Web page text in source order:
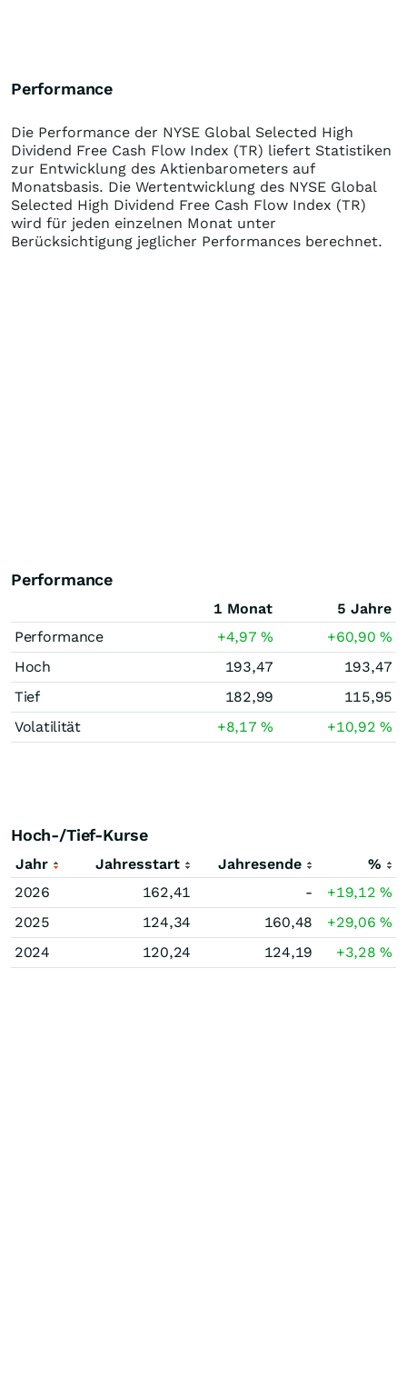
Performance
Die Performance der NYSE Global Selected High
Dividend Free Cash Flow Index (TR) liefert Statistiken
zur Entwicklung des Aktienbarometers auf
Monatsbasis. Die Wertentwicklung des NYSE Global
Selected High Dividend Free Cash Flow Index (TR)
wird für jeden einzelnen Monat unter
Berücksichtigung jeglicher Performances berechnet.
Performance
1 Monat
5 Jahre
Performance
+4,97% +60,90%
Hoch
193,47
193,47
Tief
182,99
115,95
Volatilität
+8,17% +10,92%
Hoch-/Tief-Kurse
Jahr Jahresstart Jahresende
%
2026
162,41 - +19,12%
2025
124,34 160,48 +29,06%
2024
120,24 124,19 +3,28%